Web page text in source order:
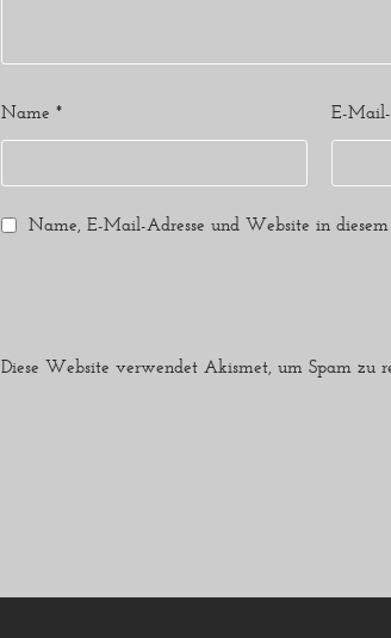
Name * E-Mail-
Name, E-Mail-Adresse und Website in
Diese Website verwendet Akismet, um Spam zu